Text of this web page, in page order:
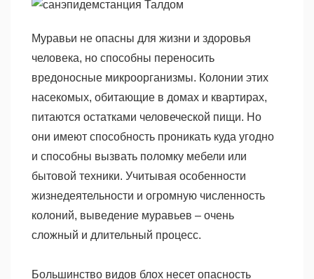
Муравьи не опасны для жизни и здоровья
человека, но способны переносить
вредоносные микроорганизмы. Колонии этих
насекомых, обитающие в домах и квартирах,
питаются остатками человеческой пищи. Но
они имеют способность проникать куда угодно
и способны вызвать поломку мебели или
бытовой техники. Учитывая особенности
жизнедеятельности и огромную численность
колоний, выведение муравьев – очень
сложный и длительный процесс.
Большинство видов блох несет опасность